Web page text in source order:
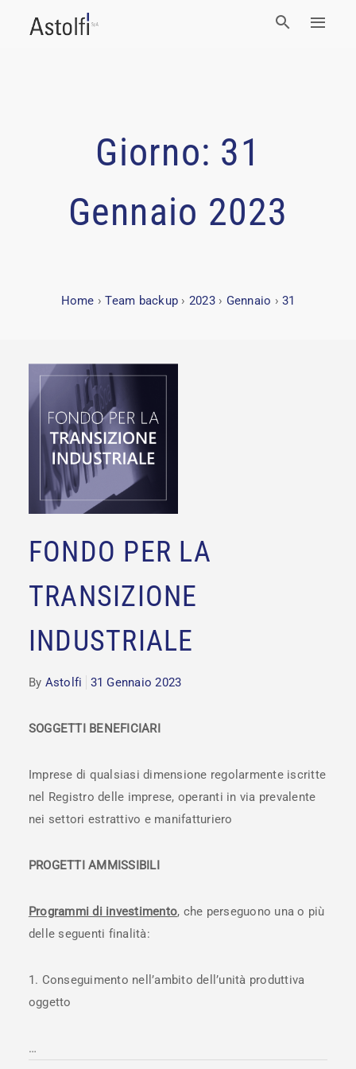
Giorno: 31
Gennaio 2023
Home › Team backup › 2023 › Gennaio › 31
FONDO PER LA
TRANSIZIONE
INDUSTRIALE
By Astolfi 31 Gennaio 2023
SOGGETTI BENEFICIARI
Imprese di qualsiasi dimensione regolarmente iscritte
nel Registro delle imprese, operanti in via prevalente
nei settori estrattivo e manifatturiero
PROGETTI AMMISSIBILI
Programmi di investimento, che perseguono una o più
delle seguenti finalità:
Conseguimento nell’ambito dell’unità produttiva
oggetto
…